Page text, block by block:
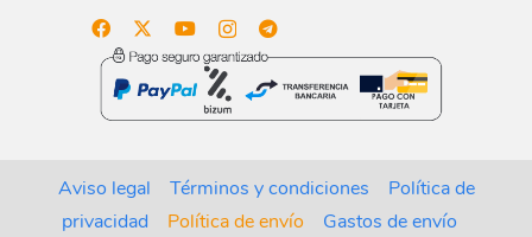
Aviso legal Términos y condiciones
Política de
privacidad
Política de envío
Gastos de envío